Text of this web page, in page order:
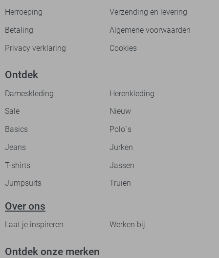
Herroeping
Verzending en levering
Betaling
Algemene voorwaarden
Privacy verklaring
Cookies
Ontdek
Dameskleding
Herenkleding
Sale
Nieuw
Basics
Polo`s
Jeans
Jurken
T-shirts
Jassen
Jumpsuits
Truien
Over ons
Laat je inspireren Werken bij
Ontdek onze merken